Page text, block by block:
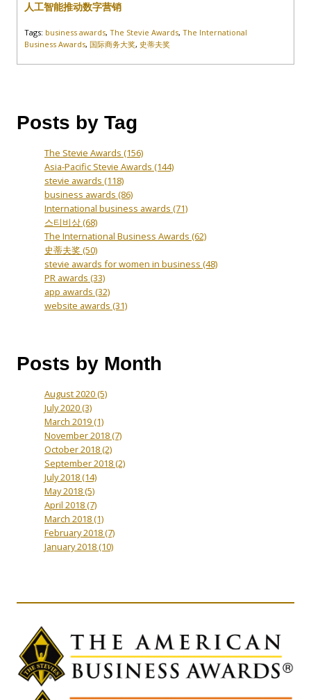
人工智能推动数字营销
Tags: business awards, The Stevie Awards, The International
Business Awards, 国际商务大奖, 史蒂夫奖
Posts by Tag
The Stevie Awards (156)
Asia-Pacific Stevie Awards (144)
stevie awards (118)
business awards (86)
International business awards (71)
스티비상(68)
The International Business Awards (62)
史蒂夫奖 (50)
stevie awards for women in business (48)
PR awards (33)
app awards (32)
website awards (31)
Posts by Month
August 2020(5)
July 2020(3)
March 2019(1)
November 2018(7)
October 2018(2)
September 2018(2)
July 2018(14)
May 2018(5)
April 2018(7)
March 2018(1)
February 2018(7)
January 2018(10)